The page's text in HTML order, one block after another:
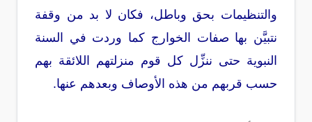
والتنظيمات بحق وباطل، فكان لا بد من وقفة
نتبيَّن بها صفات الخوارج كما وردت في السنة
النبوية حتى ننزِّل كل قوم منزلتهم اللائقة بهم
حسب قربهم من هذه الأوصاف وبعدهم عنها.